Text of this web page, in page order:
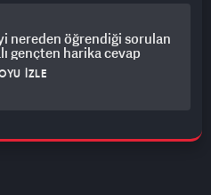
nereden öğrendiği sorulan
gençten harika cevap
İZLE